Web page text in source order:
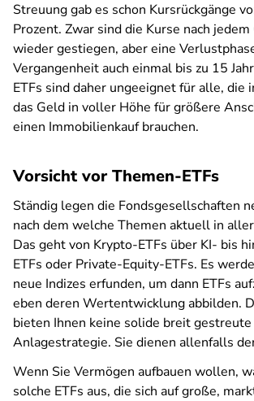
Streuung gab es schon Kursrückgänge
Prozent. Zwar sind die Kurse nach jedem
wieder gestiegen, aber eine
Vergangenheit auch einmal bis zu 15
ETFs sind daher ungeeignet für alle, die
das Geld in voller Höhe für größere
einen Immobilienkauf brauchen.
Vorsicht vor Themen-ETFs
Ständig legen die Fondsgesellschaften
nach dem welche Themen aktuell in
Das geht von Krypto-ETFs über KI- bis
ETFs oder Private-Equity-ETFs. Es
neue Indizes erfunden, um dann ETFs
eben deren Wertentwicklung abbilden.
bieten Ihnen keine solide breit gestreute
Anlagestrategie. Sie dienen allenfalls
Wenn Sie Vermögen aufbauen wollen,
solche ETFs aus, die sich auf große,